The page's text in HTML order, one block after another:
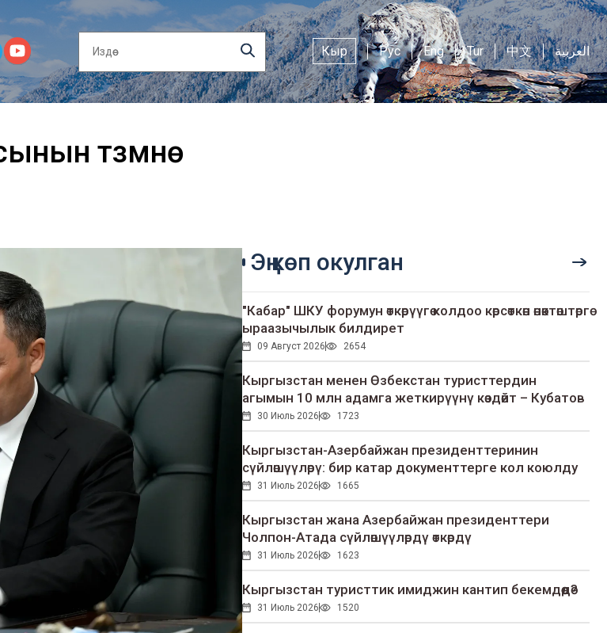
Кыр Рус Eng Tur 中文 العربية
түзүмүнө
Эң көп окулган
"Кабар" ШКУ форумун өткөрүүгө колдоо көрсөткөн өнөктөштөргө
ыраазычылык билдирет
09 Август 2026 2654
Кыргызстан менен Өзбекстан туристтердин
агымын 10 млн адамга жеткирүүнү көздөйт – Кубатов
30 Июль 2026 1723
Кыргызстан-Азербайжан президенттеринин
сүйлөшүүлөрү: бир катар документтерге кол коюлду
31 Июль 2026 1665
Кыргызстан жана Азербайжан президенттери
Чолпон-Атада сүйлөшүүлөрдү өткөрдү
31 Июль 2026 1623
Кыргызстан туристтик имиджин кантип бекемдөөдө?
31 Июль 2026 1520